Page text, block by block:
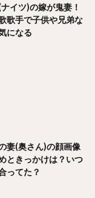
イツ)の嫁が鬼妻！
歌手で子供や兄弟な
になる
妻(奥さん)の顔画像
ときっかけは？いつ
ってた？